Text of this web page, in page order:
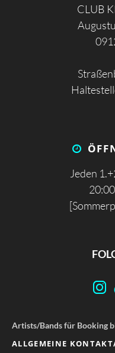
CLUB
Jeden
Artists/Bands für Booking
ALLGEMEINE